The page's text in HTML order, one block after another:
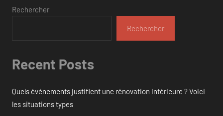
Rechercher
Rechercher
Recent Posts
Quels événements justifient une rénovation intérieure ? Voici
les situations types